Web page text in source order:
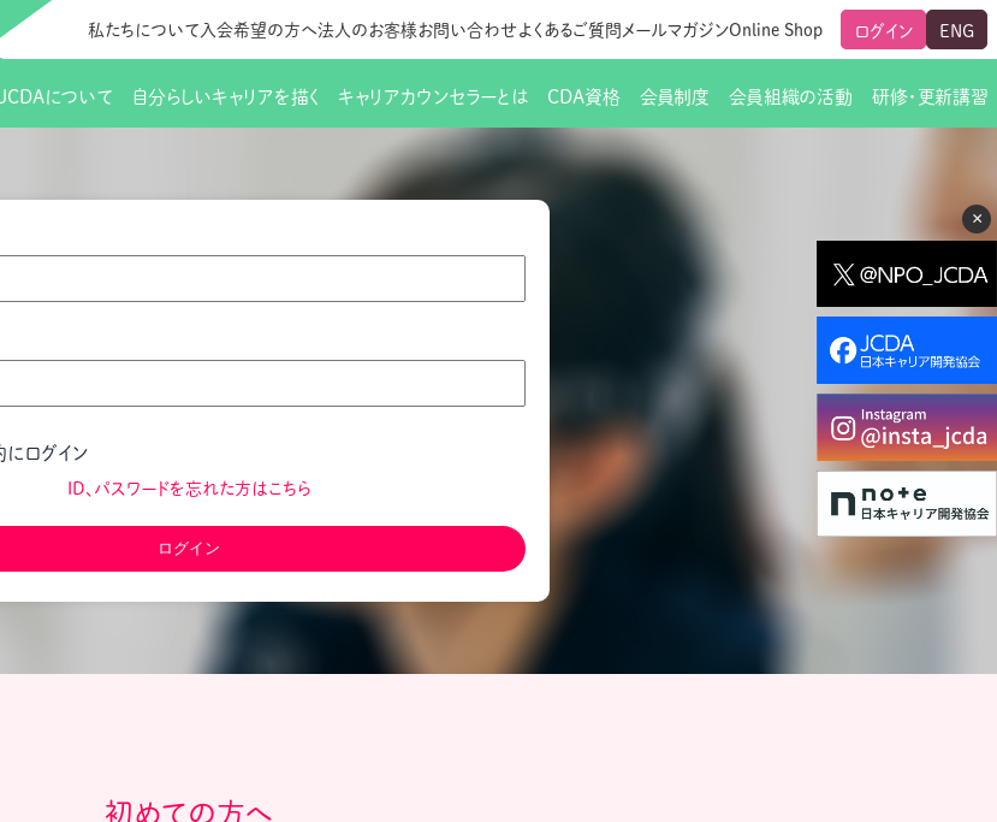
×
私たちについて 入会希望の方へ法人のお客様お問い合わせよくあるご質問 メールマガジンOnline Shop ログイン ENG
JCDAについて
理事長からのご挨拶
イベント 調査・研究 人生すごろく金の糸
キャリア支援サービス 募集・案内メール配信サービス
自分らしいキャリアを描く キャリアカウンセラーとは CDA資格 会員制度
会員向けサポート
会費について CDA資格更新制度
定款・細則等各種規定 CDA会員 名刺表記
会報誌バックナンバー
会員組織の活動
支部・地区一覧
支部長・地区長一覧 研究会・啓発交流会の座長一覧 研究会・啓発交流会の活動報告
研修・更新講習
更新講習
必要書類ダウンロード（ピアトレ）
指導者を目指すための研修
にログイン
ID、パスワードを忘れた方はこちら
初めての方へ